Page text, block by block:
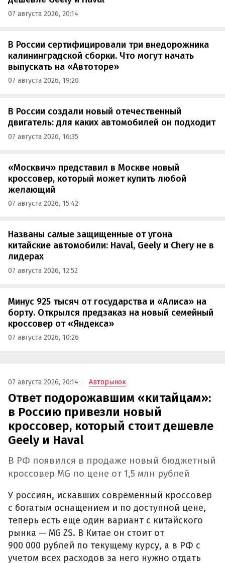
07 августа 2026, 20:14
В России сертифицировали три внедорожника
калининградской сборки. Что могут начать
выпускать на «Автоторе»
07 августа 2026, 19:20
В России создали новый отечественный
двигатель: для каких автомобилей он подходит
07 августа 2026, 16:35
«Москвич» представил в Москве новый
кроссовер, который может купить любой
желающий
07 августа 2026, 15:42
Названы самые защищенные от угона
китайские автомобили: Haval, Geely и Chery не в
лидерах
07 августа 2026, 12:52
Минус 925 тысяч от государства и «Алиса» на
борту. Открылся предзаказ на новый семейный
кроссовер от «Яндекса»
07 августа 2026, 10:26
07 августа 2026, 20:14 Авторынок
Ответ подорожавшим «китайцам»:
в Россию привезли новый
кроссовер, который стоит дешевле
Geely и Haval
В РФ появился в продаже новый бюджетный
кроссовер MG по цене от 1,5 млн рублей
У россиян, искавших современный кроссовер
с богатым оснащением и по доступной цене,
теперь есть еще один вариант с китайского
рынка — MG ZS. В Китае он стоит от
900 000 рублей по текущему курсу, а в РФ с
учетом всех расходов за него нужно отдать